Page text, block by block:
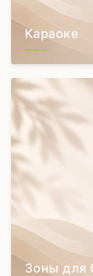
Караоке
Зоны для